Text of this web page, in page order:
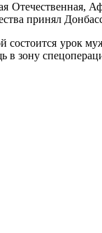
принял
урок
в зону